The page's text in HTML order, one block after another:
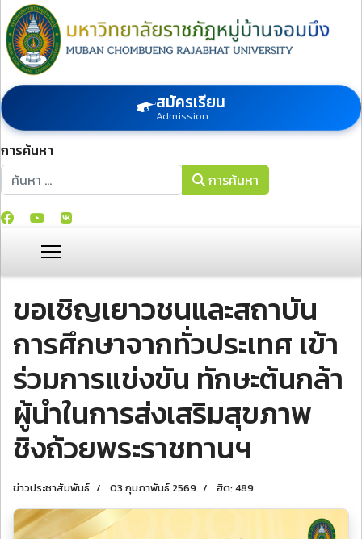
สมัครเรียน
Admission
การค้นหา
การค้นหา
การค้นหา
ขอเชิญเยาวชนและสถาบัน
การศึกษาจากทั่วประเทศ เข้า
ร่วมการแข่งขัน ทักษะต้นกล้า
ผู้นำในการส่งเสริมสุขภาพ
ชิงถ้วยพระราชทานฯ
ข่าวประชาสัมพันธ์ 03 กุมภาพันธ์ 2569 ฮิต: 489